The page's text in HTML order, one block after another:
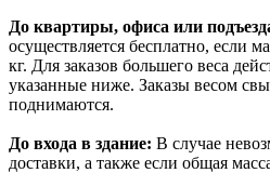
До квартиры, офиса или
осуществляется бесплатно, если
кг. Для заказов большего веса
указанные ниже. Заказы весом
поднимаются.
До входа в здание: В случае
доставки, а также если общая